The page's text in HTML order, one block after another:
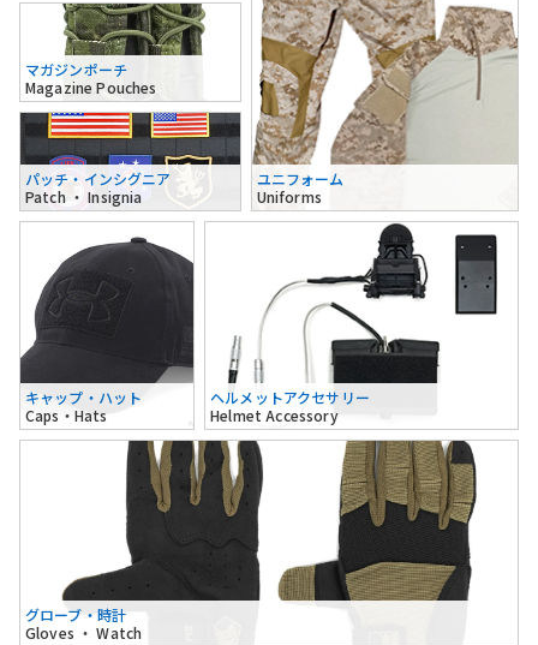
マガジンポーチ
Magazine Pouches
パッチ・インシグニア
Patch ・ Insignia
ユニフォーム
Uniforms
キャップ・ハット
Caps・Hats
ヘルメットアクセサリー
Helmet Accessory
グローブ・時計
Gloves ・ Watch